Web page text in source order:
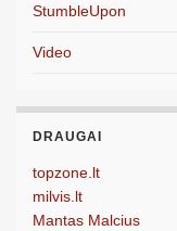
StumbleUpon
Video
DRAUGAI
topzone.lt
milvis.lt
Mantas Malcius